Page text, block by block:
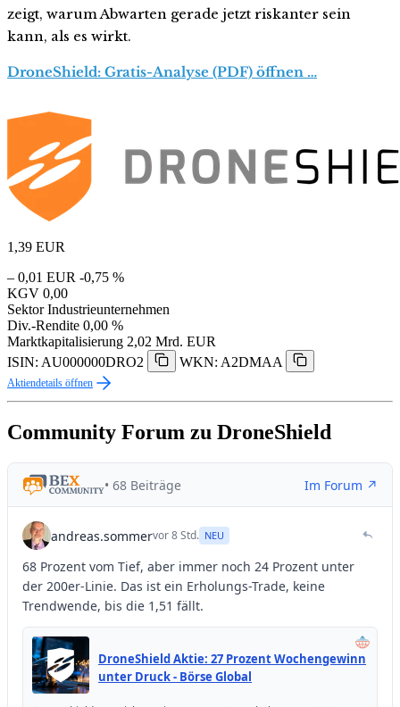
zeigt, warum Abwarten gerade jetzt riskanter sein
kann, als es wirkt.
DroneShield: Gratis-Analyse (PDF) öffnen …
1,39 EUR
– 0,01 EUR -0,75 %
KGV 0,00
Sektor Industrieunternehmen
Div.-Rendite 0,00 %
Marktkapitalisierung 2,02 Mrd. EUR
ISIN: AU000000DRO2
WKN: A2DMAA
Aktiendetails öffnen
Community Forum zu DroneShield